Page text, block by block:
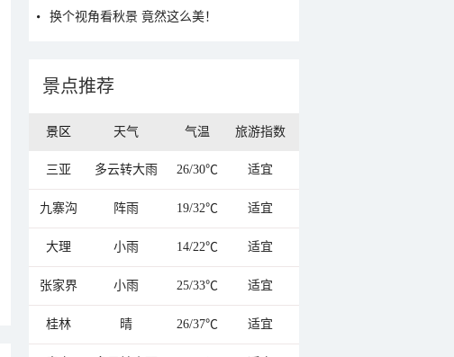
换个视角看秋景 竟然这么美！
景点推荐
景区 天气 气温 旅游指数
三亚 多云转大雨 26/30℃ 适宜
九寨沟 阵雨 19/32℃ 适宜
大理 小雨 14/22℃ 适宜
张家界 小雨 25/33℃ 适宜
桂林 晴 26/37℃ 适宜